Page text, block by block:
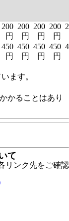
200
円
200
円
200
円
200
円
450
円
450
円
450
円
450
円
ます。
かることはあり
て
リンク先をご確認